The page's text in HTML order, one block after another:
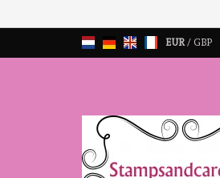
EUR/ GBP